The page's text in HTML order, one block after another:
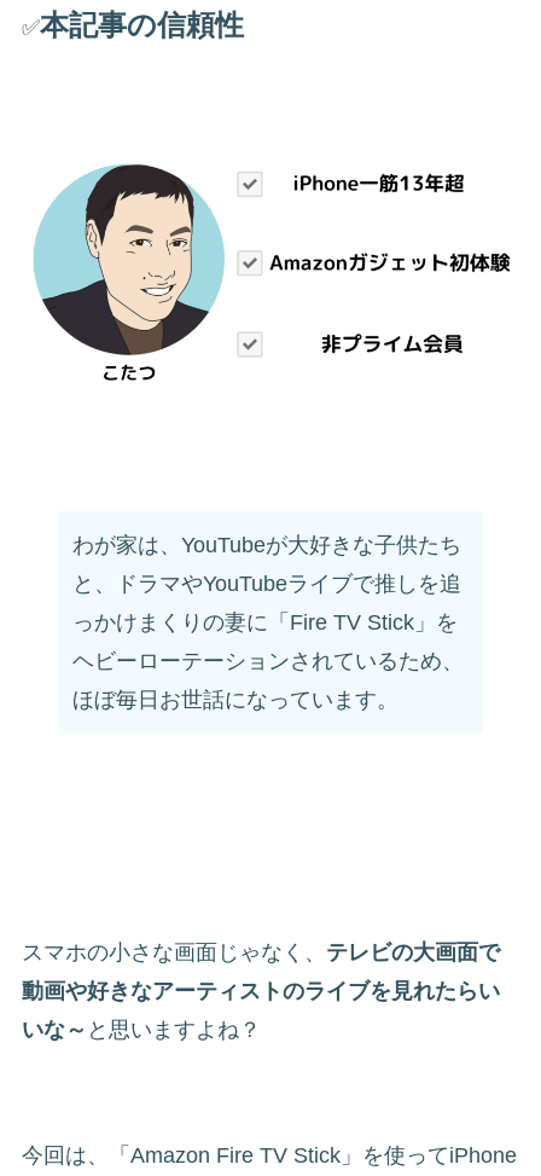
✅本記事の信頼性
わが家は、YouTubeが大好きな子供たち
と、ドラマやYouTubeライブで推しを追
っかけまくりの妻に「Fire TV Stick」を
ヘビーローテーションされているため、
ほぼ毎日お世話になっています。
スマホの小さな画面じゃなく、 テレビの大画面で
動画や好きなアーティストのライブを見れたらい
いな～ と思いますよね？
今回は、「Amazon Fire TV Stick」を使ってiPhone